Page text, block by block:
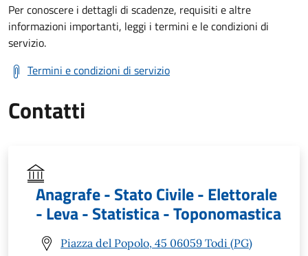
Per conoscere i dettagli di scadenze, requisiti e altre
informazioni importanti, leggi i termini e le condizioni di
servizio.
Termini e condizioni di servizio
Contatti
Anagrafe - Stato Civile - Elettorale
- Leva - Statistica - Toponomastica
Piazza del Popolo, 45 06059 Todi (PG)